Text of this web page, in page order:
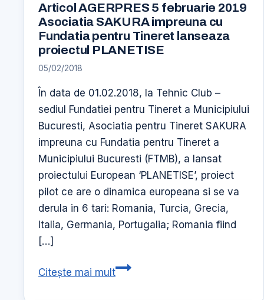
Articol AGERPRES 5 februarie 2019
Asociatia SAKURA impreuna cu
Fundatia pentru Tineret lanseaza
proiectul PLANETISE
05/02/2018
În data de 01.02.2018, la Tehnic Club –
sediul Fundatiei pentru Tineret a Municipiului
Bucuresti, Asociatia pentru Tineret SAKURA
impreuna cu Fundatia pentru Tineret a
Municipiului Bucuresti (FTMB), a lansat
proiectului European ‘PLANETISE’, proiect
pilot ce are o dinamica europeana si se va
derula in 6 tari: Romania, Turcia, Grecia,
Italia, Germania, Portugalia; Romania fiind
[…]
Citește mai multArticol